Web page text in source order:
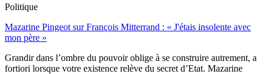
Politique
Mazarine Pingeot sur François Mitterrand : « J'étais insolente avec
mon père »
Grandir dans l’ombre du pouvoir oblige à se construire autrement, a
fortiori lorsque votre existence relève du secret d’Etat. Mazarine